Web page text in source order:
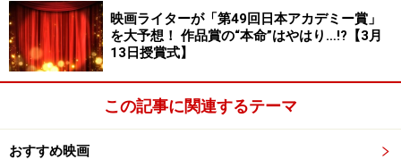
高）、風化されそうになる失踪事件を追い続ける記者
（中村倫也）を描く。
メディアの暴走、誹謗中傷など現代社会が抱える闇を突
きつけながらも希望を忘れない感動作。監督・脚本は
『空白』の吉田恵輔。
映画ライターが「第49回日本アカデミー賞」
を大予想！ 作品賞の“本命”はやはり…!?【3月
13日授賞式】
この記事に関連するテーマ
おすすめ映画